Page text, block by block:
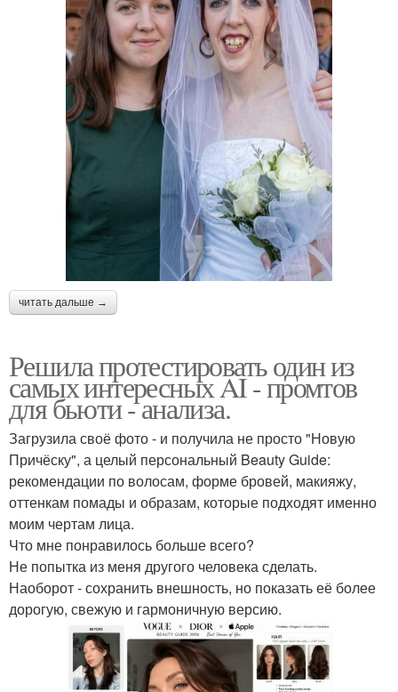
читать дальше →
Решила протестировать один из
самых интересных AI - промтов
для бьюти - анализа.
Загрузила своё фото - и получила не просто "Новую
Причёску", а целый персональный Beauty Guide:
рекомендации по волосам, форме бровей, макияжу,
оттенкам помады и образам, которые подходят именно
моим чертам лица.
Что мне понравилось больше всего?
Не попытка из меня другого человека сделать.
Наоборот - сохранить внешность, но показать её более
дорогую, свежую и гармоничную версию.